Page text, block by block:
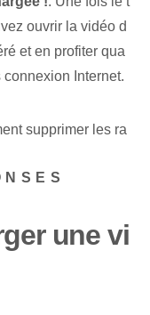
ouvrir la vidéo d
et en profiter qua
Internet.
supprimer les ra
une vi